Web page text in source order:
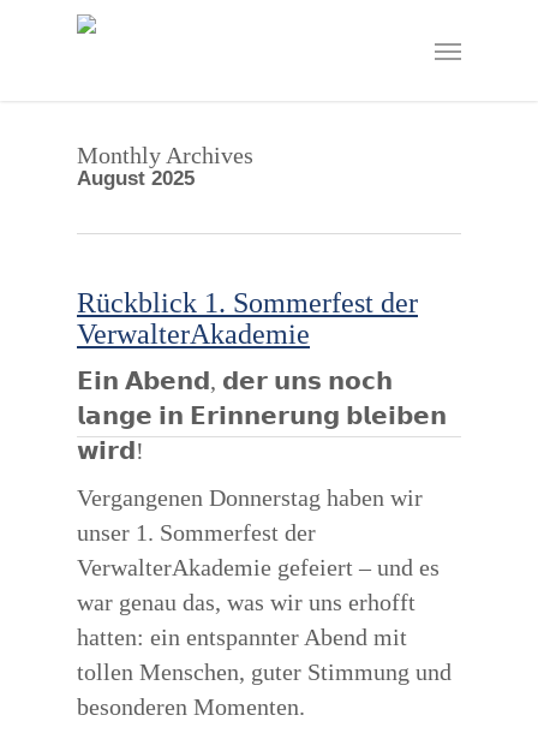
Menu
Monthly Archives
August 2025
Rückblick 1. Sommerfest der
VerwalterAkademie
𝗘𝗶𝗻 𝗔𝗯𝗲𝗻𝗱, 𝗱𝗲𝗿 𝘂𝗻𝘀 𝗻𝗼𝗰𝗵
𝗹𝗮𝗻𝗴𝗲 𝗶𝗻 𝗘𝗿𝗶𝗻𝗻𝗲𝗿𝘂𝗻𝗴 𝗯𝗹𝗲𝗶𝗯𝗲𝗻
𝘄𝗶𝗿𝗱!
Vergangenen Donnerstag haben wir
unser 1. Sommerfest der
VerwalterAkademie gefeiert – und es
war genau das, was wir uns erhofft
hatten: ein entspannter Abend mit
tollen Menschen, guter Stimmung und
besonderen Momenten.